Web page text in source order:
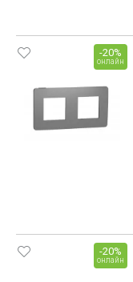
-20%
онлайн
-20%
онлайн